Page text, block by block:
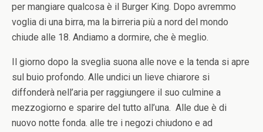
per mangiare qualcosa è il Burger King. Dopo avremmo
voglia di una birra, ma la birreria più a nord del mondo
chiude alle 18. Andiamo a dormire, che è meglio.
Il giorno dopo la sveglia suona alle nove e la tenda si apre
sul buio profondo. Alle undici un lieve chiarore si
diffonderà nell’aria per raggiungere il suo culmine a
mezzogiorno e sparire del tutto all’una. Alle due è di
nuovo notte fonda. alle tre i negozi chiudono e ad